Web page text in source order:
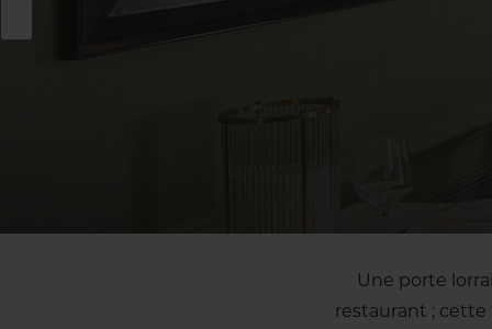
Une porte
restaurant ;